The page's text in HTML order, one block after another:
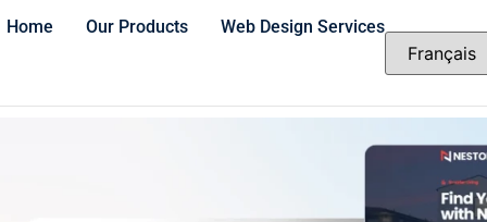
Home Our Products Web Design Services